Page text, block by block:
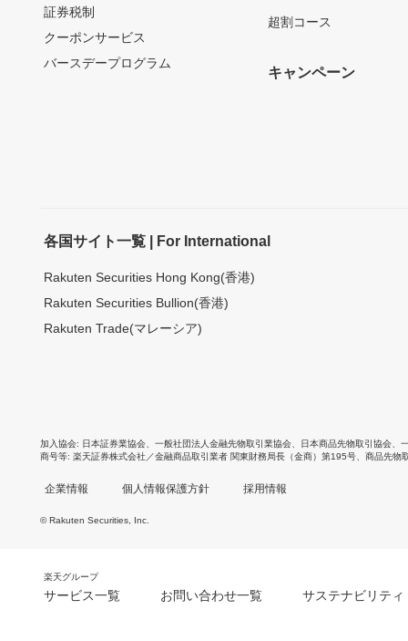
証券税制
クーポンサービス
バースデープログラム
超割コース
キャンペーン
各国サイト一覧 | For International
Rakuten Securities Hong Kong(香港)
Rakuten Securities Bullion(香港)
Rakuten Trade(マレーシア)
加入協会 日本証券業協会 一般社団法人金融先物取引業協会 日本商品先物取引協会
商号等 楽天証券株式会社／金融商品取引業者 関東財務局長（金商）第195号、商品先物
企業情報 個人情報保護方針 採用情報
© Rakuten Securities, Inc.
楽天グループ
サービス一覧 お問い合わせ一覧 サステナビリティ